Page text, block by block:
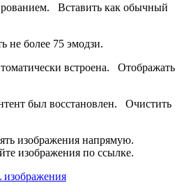
Вставить как обычный
не более 75 эмодзи.
встроена. Отображать
был восстановлен. Очистить
изображения напрямую.
изображения по ссылке.
изображения